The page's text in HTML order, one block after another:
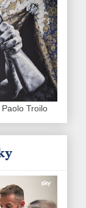
Troilo